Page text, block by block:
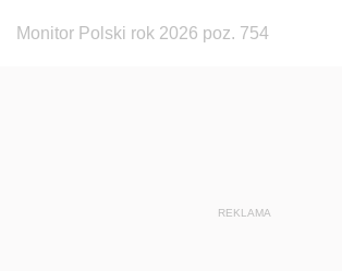
Monitor Polski rok 2026 poz. 754
REKLAMA